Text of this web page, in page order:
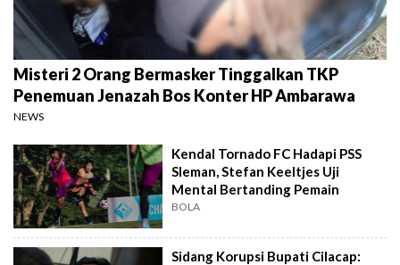
Misteri 2 Orang Bermasker Tinggalkan TKP
Penemuan Jenazah Bos Konter HP Ambarawa
NEWS
Kendal Tornado FC Hadapi PSS
Sleman, Stefan Keeltjes Uji
Mental Bertanding Pemain
BOLA
Sidang Korupsi Bupati Cilacap: